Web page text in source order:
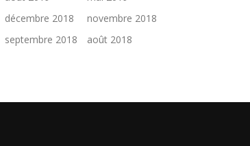
décembre 2018
novembre 2018
septembre 2018
août 2018